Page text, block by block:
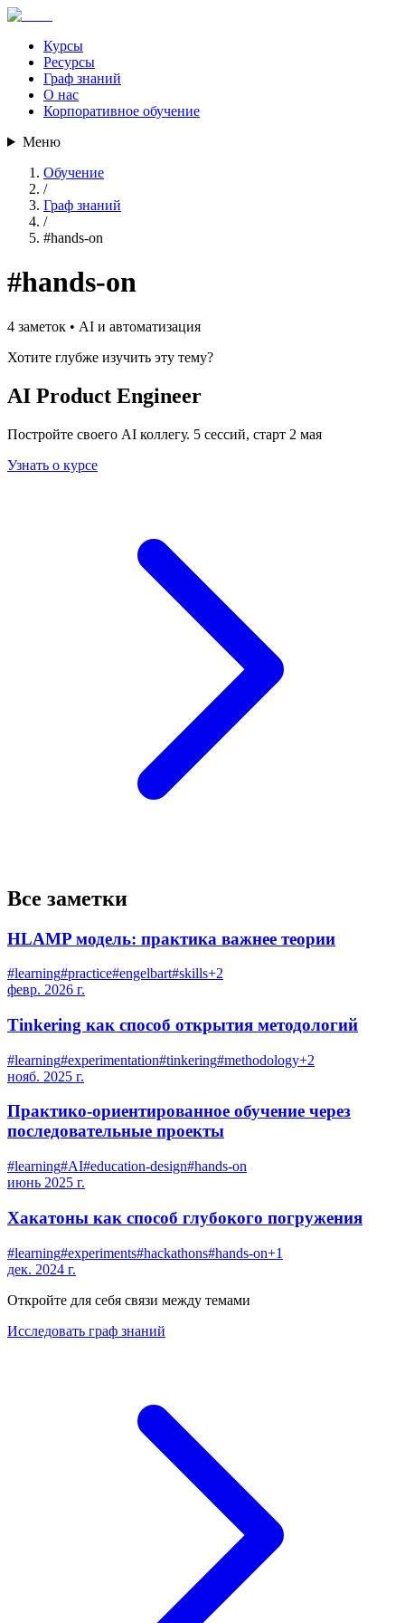
Курсы
Ресурсы
Граф знаний
О нас
Корпоративное обучение
Меню
Обучение
/
Граф знаний
/
#hands-on
#hands-on
4 заметок • AI и автоматизация
Хотите глубже изучить эту тему?
AI Product Engineer
Постройте своего AI коллегу. 5 сессий, старт 2 мая
Узнать о курсе
Все заметки
HLAMP модель: практика важнее теории
#learning#practice#engelbart#skills+2
февр. 2026 г.
Tinkering как способ открытия методологий
#learning#experimentation#tinkering#methodology+2
нояб. 2025 г.
Практико-ориентированное обучение через
последовательные проекты
#learning#AI#education-design#hands-on
июнь 2025 г.
Хакатоны как способ глубокого погружения
#learning#experiments#hackathons#hands-on+1
дек. 2024 г.
Откройте для себя связи между темами
Исследовать граф знаний